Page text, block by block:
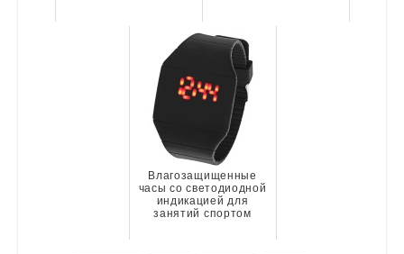
Влагозащищенные
часы со светодиодной
индикацией для
занятий спортом